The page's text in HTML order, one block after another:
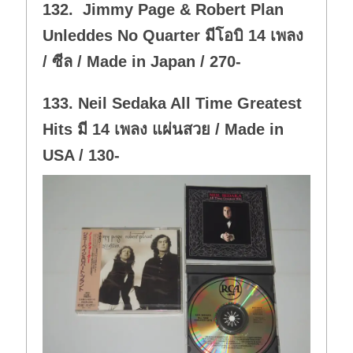
n
.
132. Jimmy Page & Robert Plan
Unleddes No Quarter มีโอบิ 14 เพลง
/ ซีล / Made in Japan / 270-
133. Neil Sedaka All Time Greatest
Hits มี 14 เพลง แผ่นสวย / Made in
USA / 130-